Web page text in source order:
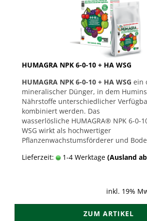
HUMAGRA NPK 6-0-10 + HA WSG
HUMAGRA NPK 6-0-10 + HA WSG ein
mineralischer Dünger, in dem
Nährstoffe unterschiedlicher
kombiniert werden. Das
wasserlösliche HUMAGRA® NPK 6-0-
WSG wirkt als hochwertiger
Pflanzenwachstumsförderer und
Lieferzeit:
1-4 Werktage (Ausland
inkl. 19%
ZUM ARTIKEL